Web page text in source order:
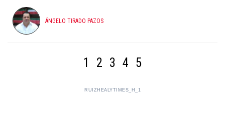
ÁNGELO TIRADO PAZOS
1 2 3 4 5
RUIZHEALYTIMES_H_1